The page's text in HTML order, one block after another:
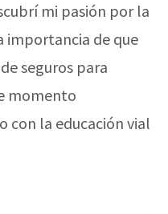
mi pasión por la
importancia de que
seguros para
momento
con la educación vial